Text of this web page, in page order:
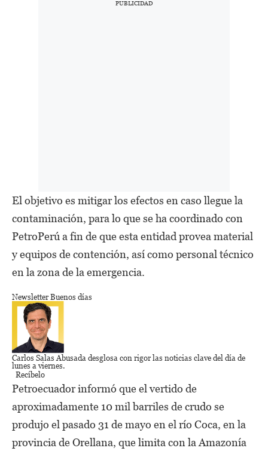
El objetivo es mitigar los efectos en caso llegue la
contaminación, para lo que se ha coordinado con
PetroPerú a fin de que esta entidad provea material
y equipos de contención, así como personal técnico
en la zona de la emergencia.
Newsletter Buenos días
Carlos Salas Abusada desglosa con rigor las noticias clave del día de
lunes a viernes.
Recíbelo
Petroecuador informó que el vertido de
aproximadamente 10 mil barriles de crudo se
produjo el pasado 31 de mayo en el río Coca, en la
provincia de Orellana, que limita con la Amazonía